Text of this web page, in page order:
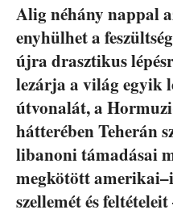
Alig néhány nappal
enyhülhet a
újra drasztikus
lezárja a világ egyik
útvonalát, a
hátterében Teherán
libanoni támadásai
megkötött
szellemét és